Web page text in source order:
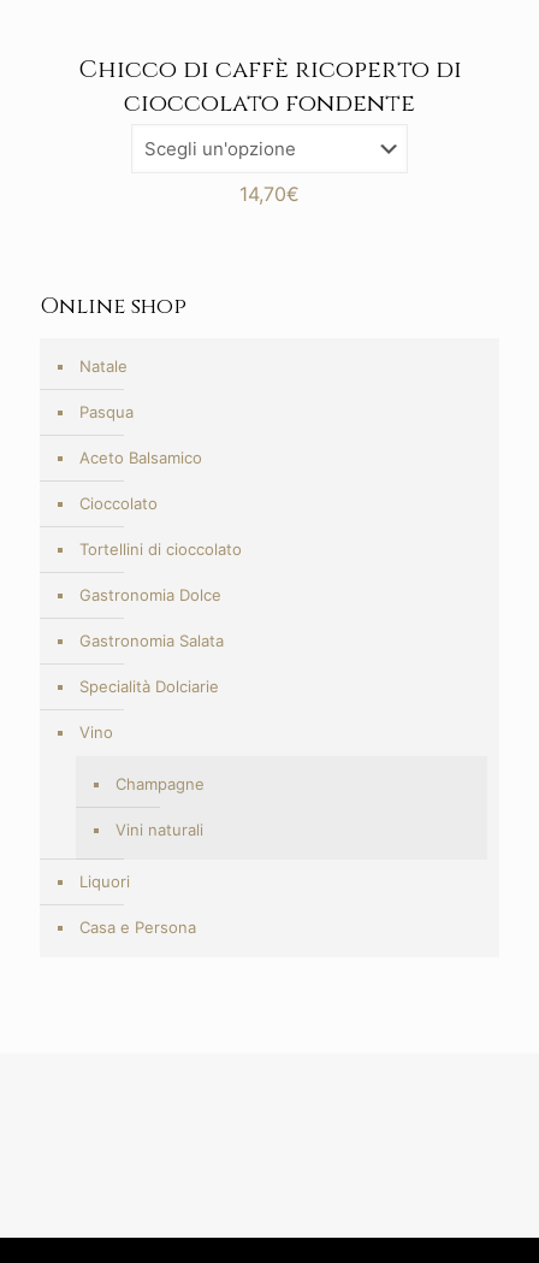
Chicco di caffè ricoperto di
cioccolato fondente
14,70€
Online shop
Natale
Pasqua
Aceto Balsamico
Cioccolato
Tortellini di cioccolato
Gastronomia Dolce
Gastronomia Salata
Specialità Dolciarie
Vino
Champagne
Vini naturali
Liquori
Casa e Persona